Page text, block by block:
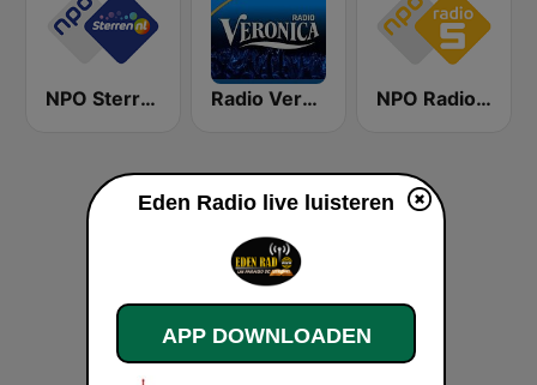
NPO Sterren Radio Veronica NPO Radio 5
Eden Radio live luisteren
APP DOWNLOADEN